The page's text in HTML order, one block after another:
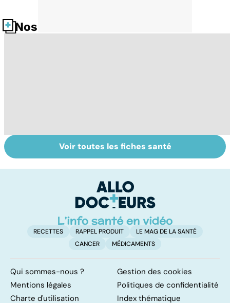
Nos fiches santé
Tout savoir sur le
cerveau
Staphylocoque
doré : une
surveillance
Voir toutes les fiches santé
RECETTES RAPPEL PRODUIT
LE MAG DE LA SANTÉ
CANCER
MÉDICAMENTS
Qui sommes-nous ?
Gestion des cookies
Mentions légales
Politiques de confidentialité
Charte d'utilisation
Index thématique